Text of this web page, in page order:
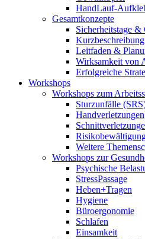
HandLauf-
Gesamtkonzepte
Sicherheitstage &
Leitfaden &
Wirksamkeit von
Erfolgreiche
Workshops
Workshops zum
Sturzunfälle
Handverletzungen
Weitere
Workshops zur
Psychische
StressPassage
Heben+Tragen
Hygiene
Büroergonomie
Schlafen
Einsamkeit